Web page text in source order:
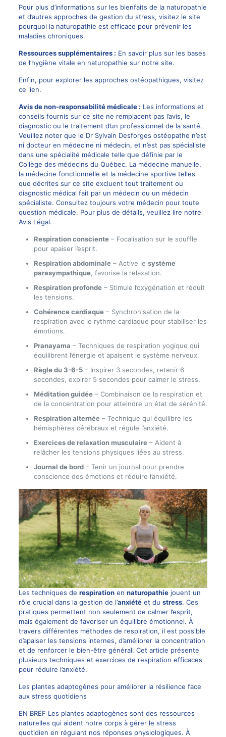
Pour plus d’informations sur les bienfaits de la naturopathie
et d’autres approches de gestion du stress, visitez le site
pourquoi la naturopathie est efficace pour prévenir les
maladies chroniques.
Ressources supplémentaires : En savoir plus sur les bases
de l’hygiène vitale en naturopathie sur notre site.
Enfin, pour explorer les approches ostéopathiques, visitez
ce lien.
Avis de non-responsabilité médicale : Les informations et
conseils fournis sur ce site ne remplacent pas l’avis, le
diagnostic ou le traitement d’un professionnel de la santé.
Veuillez noter que le Dr Sylvain Desforges ostéopathe n’est
ni docteur en médecine ni médecin, et n’est pas spécialiste
dans une spécialité médicale telle que définie par le
Collège des médecins du Québec. La médecine manuelle,
la médecine fonctionnelle et la médecine sportive telles
que décrites sur ce site excluent tout traitement ou
diagnostic médical fait par un médecin ou un médecin
spécialiste. Consultez toujours votre médecin pour toute
question médicale. Pour plus de détails, veuillez lire notre
Avis Légal.
Respiration consciente– Focalisation sur le souffle
pour apaiser l’esprit.
Respiration abdominale– Active le système
parasympathique, favorise la relaxation.
Respiration profonde– Stimule l’oxygénation et réduit
les tensions.
Cohérence cardiaque– Synchronisation de la
respiration avec le rythme cardiaque pour stabiliser les
émotions.
Pranayama – Techniques de respiration yogique qui
équilibrent l’énergie et apaisent le système nerveux.
Règle du 3-6-5– Inspirer 3 secondes, retenir 6
secondes, expirer 5 secondes pour calmer le stress.
Méditation guidée– Combinaison de la respiration et
de la concentration pour atteindre un état de sérénité.
Respiration alternée– Technique qui équilibre les
hémisphères cérébraux et régule l’anxiété.
Exercices de relaxation musculaire– Aident à
relâcher les tensions physiques liées au stress.
Journal de bord– Tenir un journal pour prendre
conscience des émotions et réduire l’anxiété.
Les techniques de respirationen naturopathiejouent un
rôle crucial dans la gestion de l’anxiétéet du stress. Ces
pratiques permettent non seulement de calmer l’esprit,
mais également de favoriser un équilibre émotionnel. À
travers différentes méthodes de respiration, il est possible
d’apaiser les tensions internes, d’améliorer la concentration
et de renforcer le bien-être général. Cet article présente
plusieurs techniques et exercices de respiration efficaces
pour réduire l’anxiété.
Les plantes adaptogènes pour améliorer la résilience face
aux stress quotidiens
EN BREF Les plantes adaptogènes sont des ressources
naturelles qui aident notre corps à gérer le stress
quotidien en régulant nos réponses physiologiques. À